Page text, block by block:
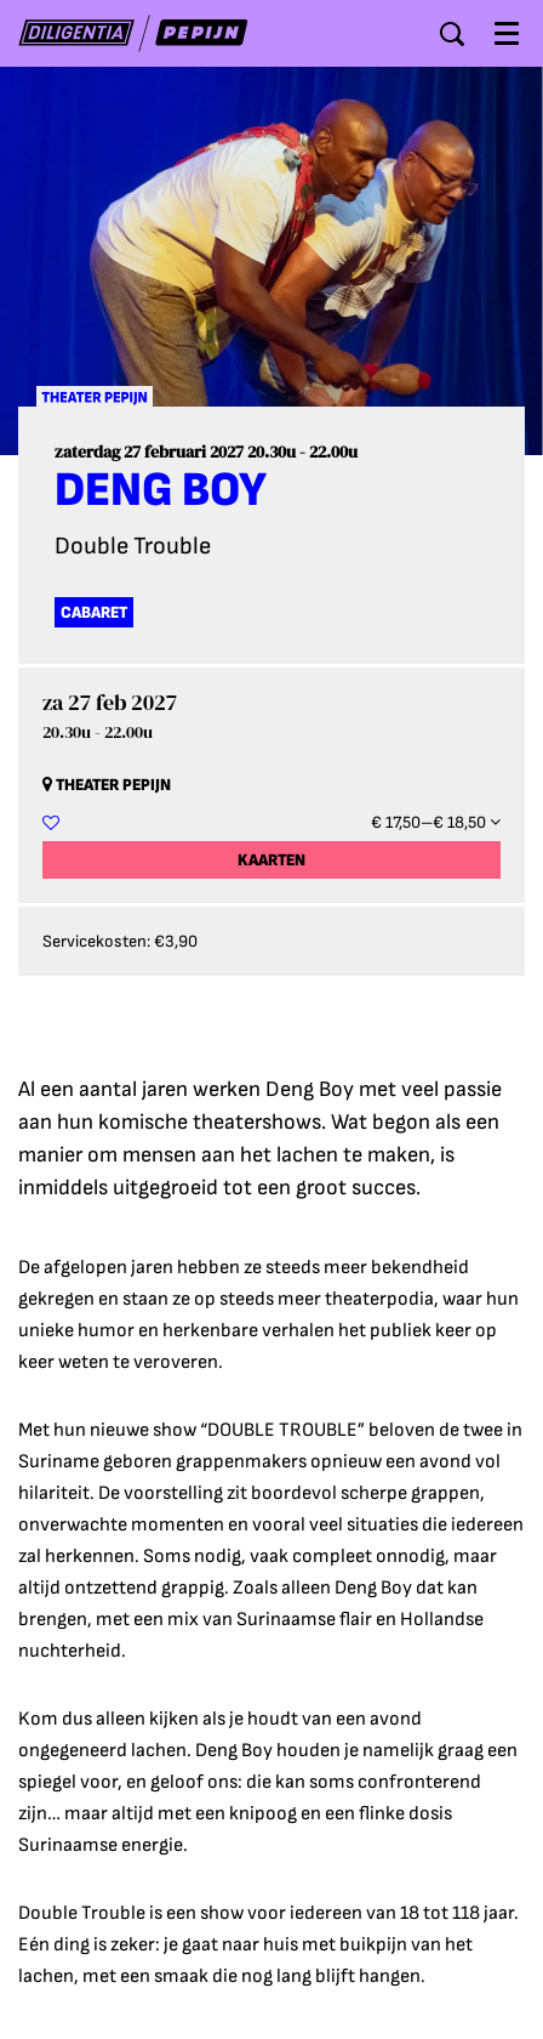
Menu
DENG BOY
Double Trouble
zaterdag 27 februari 202720.30u - 22.00u
CABARET
za 27 feb 2027
20.30u- 22.00u
THEATER PEPIJN
€ 17,50–€ 18,50
KAARTEN
Servicekosten: €3,90
Al een aantal jaren werken Deng Boy met veel passie
aan hun komische theatershows. Wat begon als een
manier om mensen aan het lachen te maken, is
inmiddels uitgegroeid tot een groot succes.
De afgelopen jaren hebben ze steeds meer bekendheid
gekregen en staan ze op steeds meer theaterpodia, waar hun
unieke humor en herkenbare verhalen het publiek keer op
keer weten te veroveren.
Met hun nieuwe show “DOUBLE TROUBLE” beloven de twee in
Suriname geboren grappenmakers opnieuw een avond vol
hilariteit. De voorstelling zit boordevol scherpe grappen,
onverwachte momenten en vooral veel situaties die iedereen
zal herkennen. Soms nodig, vaak compleet onnodig, maar
altijd ontzettend grappig. Zoals alleen Deng Boy dat kan
brengen, met een mix van Surinaamse flair en Hollandse
nuchterheid.
Kom dus alleen kijken als je houdt van een avond
ongegeneerd lachen. Deng Boy houden je namelijk graag een
spiegel voor, en geloof ons: die kan soms confronterend
zijn… maar altijd met een knipoog en een flinke dosis
Surinaamse energie.
Double Trouble is een show voor iedereen van 18 tot 118 jaar.
Eén ding is zeker: je gaat naar huis met buikpijn van het
lachen, met een smaak die nog lang blijft hangen.